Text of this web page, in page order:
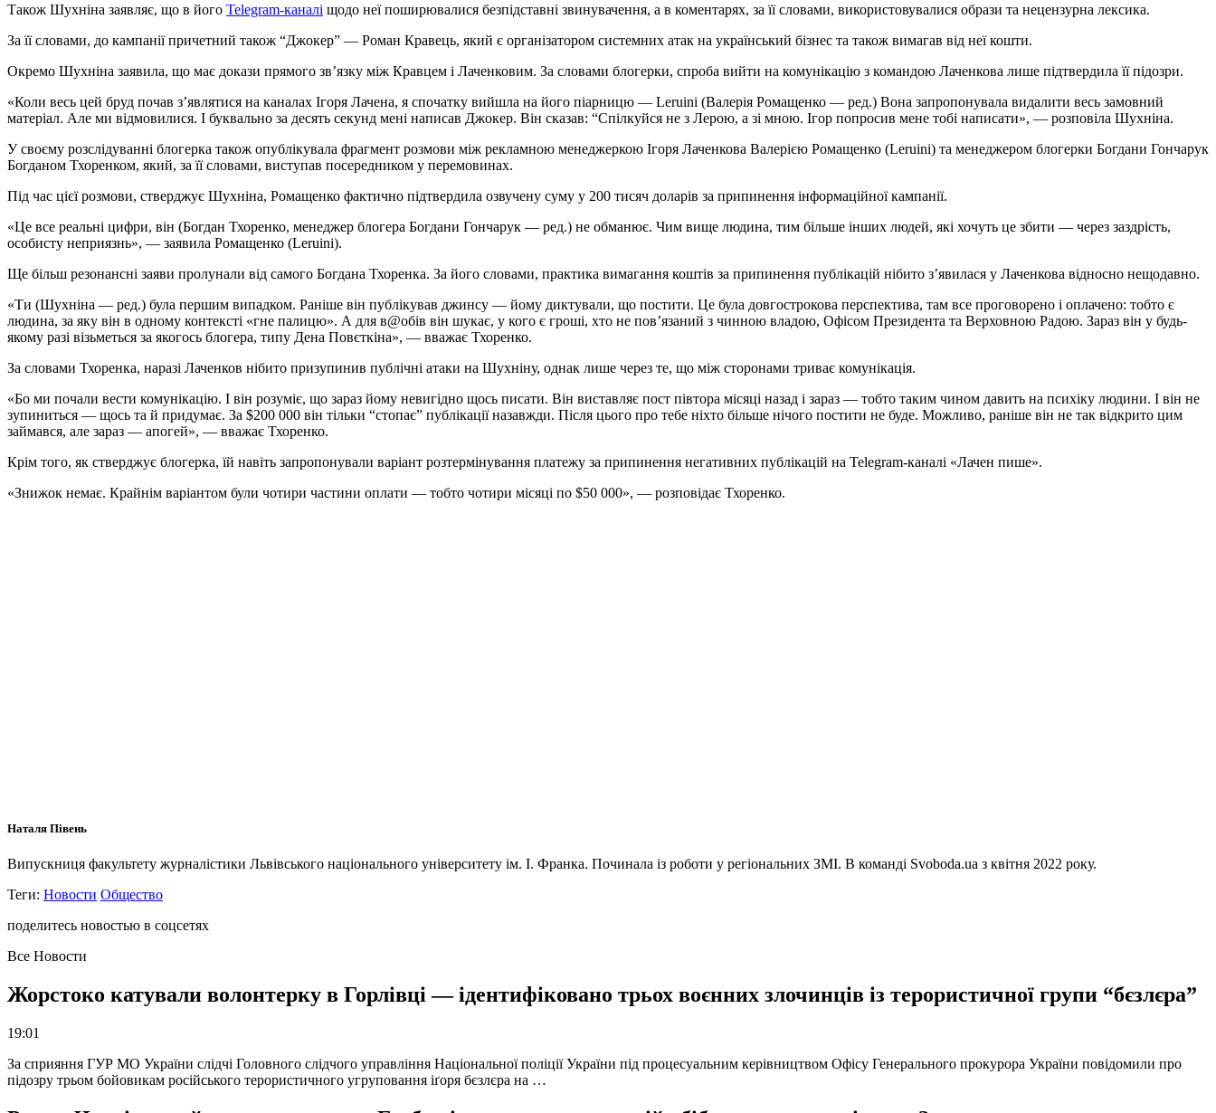
Також Шухніна заявляє, що в його Telegram-каналі щодо неї поширювалися безпідставні звинувачення, а в коментарях, за її словами, використовувалися образи та нецензурна лексика.
За її словами, до кампанії причетний також “Джокер” — Роман Кравець, який є організатором системних атак на український бізнес та також вимагав від неї кошти.
Окремо Шухніна заявила, що має докази прямого зв’язку між Кравцем і Лаченковим. За словами блогерки, спроба вийти на комунікацію з командою Лаченкова лише підтвердила її підозри.
«Коли весь цей бруд почав з’являтися на каналах Ігоря Лачена, я спочатку вийшла на його піарницю — Leruini (Валерія Ромащенко — ред.) Вона запропонувала видалити весь замовний
матеріал. Але ми відмовилися. І буквально за десять секунд мені написав Джокер. Він сказав: “Спілкуйся не з Лерою, а зі мною. Ігор попросив мене тобі написати», — розповіла Шухніна.
У своєму розслідуванні блогерка також опублікувала фрагмент розмови між рекламною менеджеркою Ігоря Лаченкова Валерією Ромащенко (Leruini) та менеджером блогерки Богдани Гончарук
Богданом Тхоренком, який, за її словами, виступав посередником у перемовинах.
Під час цієї розмови, стверджує Шухніна, Ромащенко фактично підтвердила озвучену суму у 200 тисяч доларів за припинення інформаційної кампанії.
«Це все реальні цифри, він (Богдан Тхоренко, менеджер блогера Богдани Гончарук — ред.) не обманює. Чим вище людина, тим більше інших людей, які хочуть це збити — через заздрість,
особисту неприязнь», — заявила Ромащенко (Leruini).
Ще більш резонансні заяви пролунали від самого Богдана Тхоренка. За його словами, практика вимагання коштів за припинення публікацій нібито з’явилася у Лаченкова відносно нещодавно.
«Ти (Шухніна — ред.) була першим випадком. Раніше він публікував джинсу — йому диктували, що постити. Це була довгострокова перспектива, там все проговорено і оплачено: тобто є
людина, за яку він в одному контексті «гне палицю». А для в@обів він шукає, у кого є гроші, хто не повʼязаний з чинною владою, Офісом Президента та Верховною Радою. Зараз він у будь-
якому разі візьметься за якогось блогера, типу Дена Повєткіна», — вважає Тхоренко.
За словами Тхоренка, наразі Лаченков нібито призупинив публічні атаки на Шухніну, однак лише через те, що між сторонами триває комунікація.
«Бо ми почали вести комунікацію. І він розуміє, що зараз йому невигідно щось писати. Він виставляє пост півтора місяці назад і зараз — тобто таким чином давить на психіку людини. І він не
зупиниться — щось та й придумає. За $200 000 він тільки “стопає” публікації назавжди. Після цього про тебе ніхто більше нічого постити не буде. Можливо, раніше він не так відкрито цим
займався, але зараз — апогей», — вважає Тхоренко.
Крім того, як стверджує блогерка, їй навіть запропонували варіант розтермінування платежу за припинення негативних публікацій на Telegram-каналі «Лачен пише».
«Знижок немає. Крайнім варіантом були чотири частини оплати — тобто чотири місяці по $50 000», — розповідає Тхоренко.
Наталя Півень
Випускниця факультету журналістики Львівського національного університету ім. І. Франка. Починала із роботи у регіональних ЗМІ. В команді Svoboda.ua з квітня 2022 року.
Теги: Новости Общество
поделитесь новостью в соцсетях
Все Новости
Жорстоко катували волонтерку в Горлівці — ідентифіковано трьох воєнних злочинців із терористичної групи “бєзлєра”
19:01
За сприяння ГУР МО України слідчі Головного слідчого управління Національної поліції України під процесуальним керівництвом Офісу Генерального прокурора України повідомили про
підозру трьом бойовикам російського терористичного угруповання іґоря бєзлєра на …